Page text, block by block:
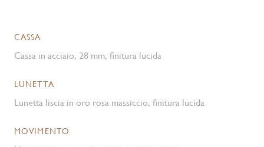
CASSA
Cassa in acciaio, 28 mm, finitura lucida
LUNETTA
Lunetta liscia in oro rosa massiccio, finitura lucida
MOVIMENTO